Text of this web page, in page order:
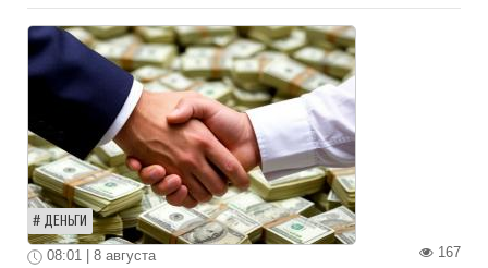
ДЕНЬГИ
167
08:01 | 8 августа